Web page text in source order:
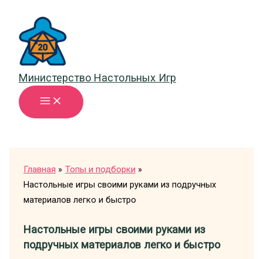
содержимому
Министерство Настольных Игр
Главная
Топы и подборки
Настольные игры своими руками из подручных
материалов легко и быстро
Настольные игры своими руками из
подручных материалов легко и быстро